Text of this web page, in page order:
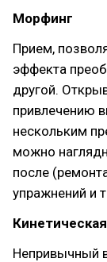
Морфинг
Прием,
эффекта
другой.
привлечению
нескольким
можно
после
упражнений и
Непривычный